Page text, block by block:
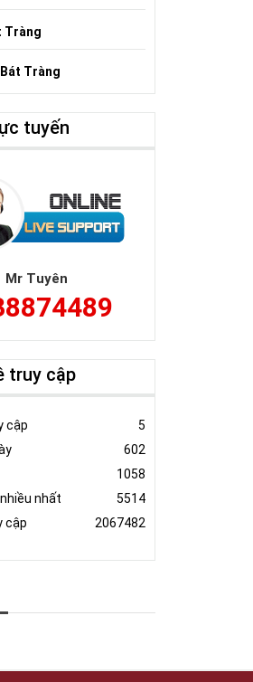
Tràng
Tràng
tuyến
Mr Tuyên
truy cập
cập
5
602
1058
nhất
5514
cập
2067482